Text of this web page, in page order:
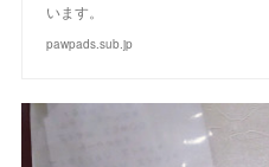
います。
pawpads.sub.jp